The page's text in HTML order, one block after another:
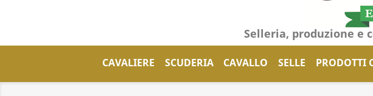
Selleria, produzione e
CAVALIERE SCUDERIA CAVALLO SELLE PRODOTTI